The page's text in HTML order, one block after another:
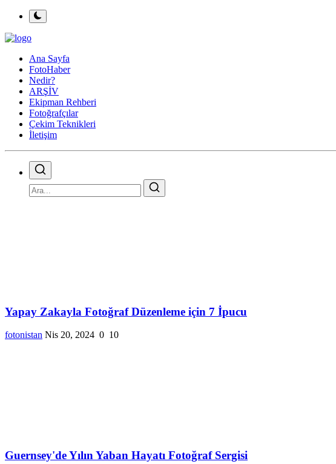
Ana Sayfa
FotoHaber
Nedir?
ARŞİV
Ekipman Rehberi
Fotoğrafçılar
Çekim Teknikleri
İletişim
Yapay Zakayla Fotoğraf Düzenleme için 7 İpucu
fotonistan Nis 20, 2024 0 10
Guernsey'de Yılın Yaban Hayatı Fotoğraf Sergisi